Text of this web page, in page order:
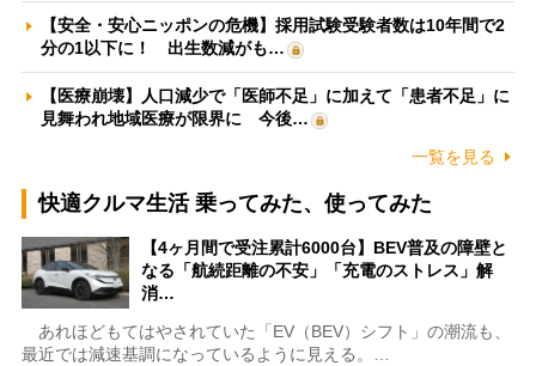
【安全・安心ニッポンの危機】採用試験受験者数は10年間で2
分の1以下に！ 出生数減がも…
【医療崩壊】人口減少で「医師不足」に加えて「患者不足」に
見舞われ地域医療が限界に 今後…
一覧を見る
快適クルマ生活 乗ってみた、使ってみた
【4ヶ月間で受注累計6000台】BEV普及の障壁と
なる「航続距離の不安」「充電のストレス」解
消…
あれほどもてはやされていた「EV（BEV）シフト」の潮流も、
最近では減速基調になっているように見える。…